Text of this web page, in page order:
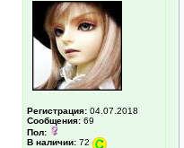
Регистрация: 04.07.2018
Сообщения: 69
Пол:
В наличии: 72